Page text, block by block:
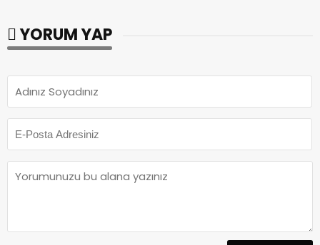
YORUM YAP